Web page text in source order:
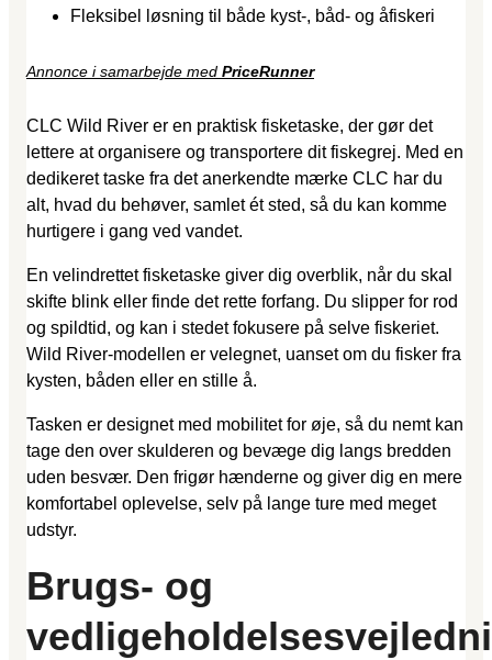
Fleksibel løsning til både kyst-, båd- og åfiskeri
Annonce i samarbejde med PriceRunner
CLC Wild River er en praktisk fisketaske, der gør det
lettere at organisere og transportere dit fiskegrej. Med en
dedikeret taske fra det anerkendte mærke CLC har du
alt, hvad du behøver, samlet ét sted, så du kan komme
hurtigere i gang ved vandet.
En velindrettet fisketaske giver dig overblik, når du skal
skifte blink eller finde det rette forfang. Du slipper for rod
og spildtid, og kan i stedet fokusere på selve fiskeriet.
Wild River-modellen er velegnet, uanset om du fisker fra
kysten, båden eller en stille å.
Tasken er designet med mobilitet for øje, så du nemt kan
tage den over skulderen og bevæge dig langs bredden
uden besvær. Den frigør hænderne og giver dig en mere
komfortabel oplevelse, selv på lange ture med meget
udstyr.
Brugs- og